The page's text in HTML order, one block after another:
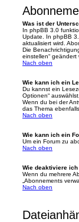
Was ist der
In phpBB 3.0
Update. In phpBB
aktualisiert wird.
Die
einstellen“ geändert
Nach oben
Wie kann ich ein
Du kannst ein
Optionen“
Wenn du bei der
das Thema
Nach oben
Wie kann ich ein
Um ein Forum zu
Nach oben
Wie deaktiviere
Wenn du mehrere
„Abonnements
Nach oben